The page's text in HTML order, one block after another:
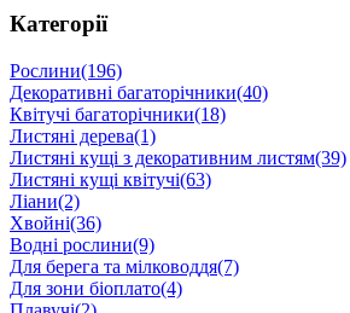
Категорії
Рослини(196)
Декоративні багаторічники(40)
Квітучі багаторічники(18)
Листяні дерева(1)
Листяні кущі з декоративним листям(39)
Листяні кущі квітучі(63)
Ліани(2)
Хвойні(36)
Водні рослини(9)
Для берега та мілководдя(7)
Для зони біоплато(4)